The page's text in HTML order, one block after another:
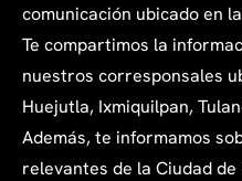
comunicación ubicado en
Te compartimos la
nuestros corresponsales
Huejutla, Ixmiquilpan,
Además, te informamos
relevantes de la Ciudad